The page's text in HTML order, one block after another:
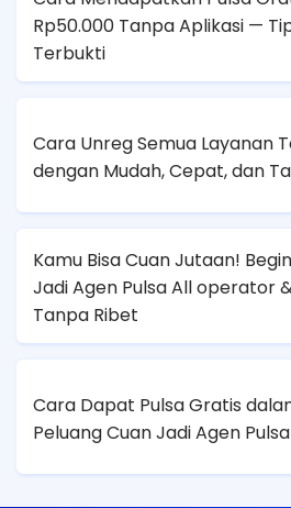
Rp50.000 Tanpa Aplikasi —
Terbukti
Cara Unreg Semua Layanan
dengan Mudah, Cepat, dan
Kamu Bisa Cuan Jutaan!
Jadi Agen Pulsa All operator
Tanpa Ribet
Cara Dapat Pulsa Gratis
Peluang Cuan Jadi Agen